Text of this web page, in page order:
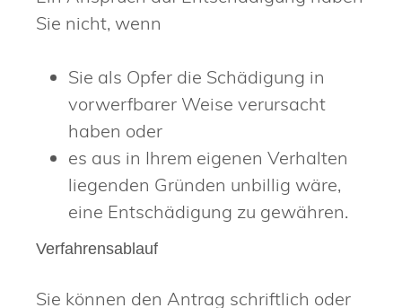
Sie nicht, wenn
Sie als Opfer die Schädigung in
vorwerfbarer Weise verursacht
haben oder
es aus in Ihrem eigenen Verhalten
liegenden Gründen unbillig wäre,
eine Entschädigung zu gewähren.
Verfahrensablauf
Sie können den Antrag schriftlich oder